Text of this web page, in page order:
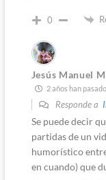
0
Jesús Manuel
2 años han
Responde a
Se puede decir
partidas de un
humorístico
en cuando) que